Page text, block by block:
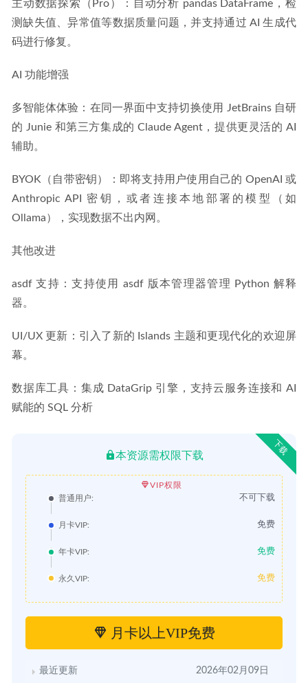
主动数据探索（Pro）：自动分析 pandas DataFrame，检
测缺失值、异常值等数据质量问题，并支持通过 AI 生成代
码进行修复。
AI 功能增强
多智能体体验：在同一界面中支持切换使用 JetBrains 自研
的 Junie 和第三方集成的 Claude Agent，提供更灵活的 AI
辅助。
BYOK（自带密钥）：即将支持用户使用自己的 OpenAI 或
Anthropic API 密钥，或者连接本地部署的模型（如
Ollama），实现数据不出内网。
其他改进
asdf 支持：支持使用 asdf 版本管理器管理 Python 解释
器。
UI/UX 更新：引入了新的 Islands 主题和更现代化的欢迎屏
幕。
数据库工具：集成 DataGrip 引擎，支持云服务连接和 AI
赋能的 SQL 分析
下载
本资源需权限下载
VIP权限
普通用户:
不可下载
月卡VIP: 免费
年卡VIP: 免费
永久VIP: 免费
月卡以上VIP免费
最近更新 2026年02月09日